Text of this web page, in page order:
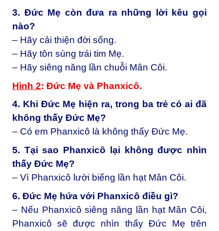
3. Đức Mẹ còn đưa ra những lời kêu gọi
nào?
– Hãy cải thiện đời sống.
– Hãy tôn sùng trái tim Mẹ.
– Hãy siêng năng lần chuỗi Mân Côi.
Hình 2: Đức Mẹ và Phanxicô.
4. Khi Đức Mẹ hiện ra, trong ba trẻ có ai đã
không thấy Đức Mẹ?
– Có em Phanxicô là không thấy Đức Mẹ.
5. Tại sao Phanxicô lại không được nhìn
thấy Đức Mẹ?
– Vì Phanxicô lười biếng lần hạt Mân Côi.
6. Đức Mẹ hứa với Phanxicô điều gì?
– Nếu Phanxicô siêng năng lần hạt Mân Côi,
Phanxicô sẽ được nhìn thấy Đức Mẹ trên